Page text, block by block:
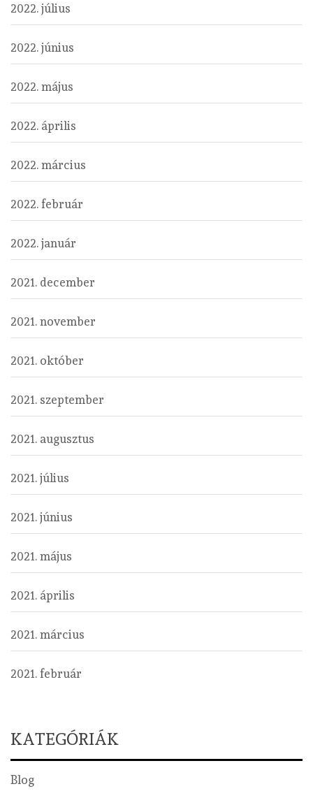
2022. július
2022. június
2022. május
2022. április
2022. március
2022. február
2022. január
2021. december
2021. november
2021. október
2021. szeptember
2021. augusztus
2021. július
2021. június
2021. május
2021. április
2021. március
2021. február
KATEGÓRIÁK
Blog